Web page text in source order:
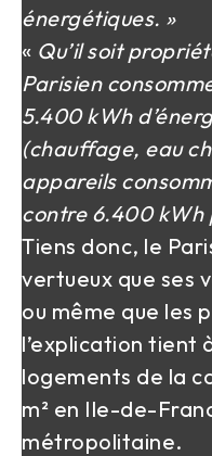
énergétiques. »
« Qu’il soit
Parisien
5.400 kWh
(chauffage, eau
appareils
contre 6.400 kWh
Tiens donc, le
vertueux que ses
ou même que les
l’explication tient
logements de la
m² en Ile-de-
métropolitaine.